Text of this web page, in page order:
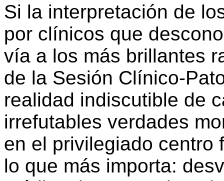
Si la interpretación de
por clínicos que
vía a los más brillantes
de la Sesión Clínico-
realidad indiscutible de
irrefutables verdades
en el privilegiado centro
lo que más importa: